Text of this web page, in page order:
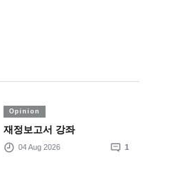
Opinion
재정보고서 강좌
04 Aug 2026 1